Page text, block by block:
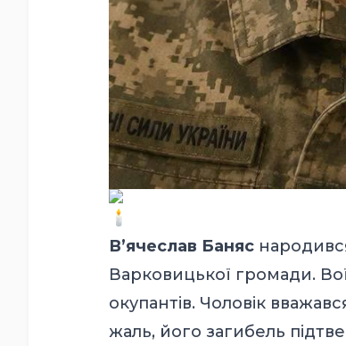
Вʼячеслав Баняс
Варковицької громади.
окупантів. Чоловік
жаль, його загибель